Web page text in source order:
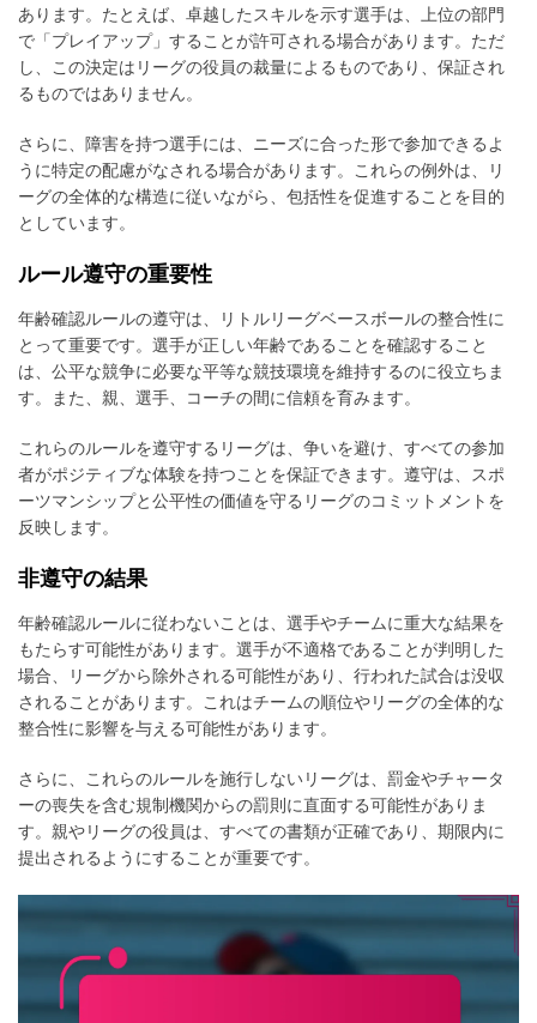
あります。たとえば、卓越したスキルを示す選手は、上位の部門
で「プレイアップ」することが許可される場合があります。ただ
し、この決定はリーグの役員の裁量によるものであり、保証され
るものではありません。
さらに、障害を持つ選手には、ニーズに合った形で参加できるよ
うに特定の配慮がなされる場合があります。これらの例外は、リ
ーグの全体的な構造に従いながら、包括性を促進することを目的
としています。
ルール遵守の重要性
年齢確認ルールの遵守は、リトルリーグベースボールの整合性に
とって重要です。選手が正しい年齢であることを確認すること
は、公平な競争に必要な平等な競技環境を維持するのに役立ちま
す。また、親、選手、コーチの間に信頼を育みます。
これらのルールを遵守するリーグは、争いを避け、すべての参加
者がポジティブな体験を持つことを保証できます。遵守は、スポ
ーツマンシップと公平性の価値を守るリーグのコミットメントを
反映します。
非遵守の結果
年齢確認ルールに従わないことは、選手やチームに重大な結果を
もたらす可能性があります。選手が不適格であることが判明した
場合、リーグから除外される可能性があり、行われた試合は没収
されることがあります。これはチームの順位やリーグの全体的な
整合性に影響を与える可能性があります。
さらに、これらのルールを施行しないリーグは、罰金やチャータ
ーの喪失を含む規制機関からの罰則に直面する可能性がありま
す。親やリーグの役員は、すべての書類が正確であり、期限内に
提出されるようにすることが重要です。